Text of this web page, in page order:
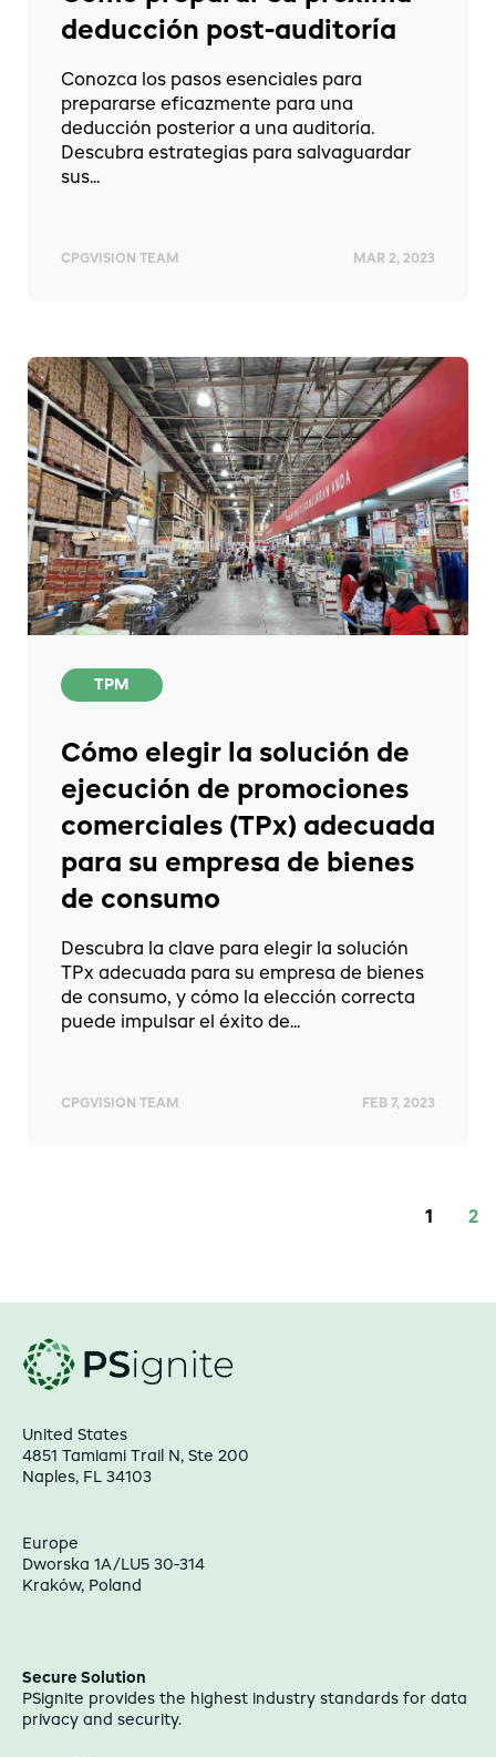
deducción post-auditoría
Conozca los pasos esenciales para
prepararse eficazmente para una
deducción posterior a una auditoría.
Descubra estrategias para salvaguardar
sus...
CPGVISION TEAM MAR 2, 2023
TPM
Cómo elegir la solución de
ejecución de promociones
comerciales (TPx) adecuada
para su empresa de bienes
de consumo
Descubra la clave para elegir la solución
TPx adecuada para su empresa de bienes
de consumo, y cómo la elección correcta
puede impulsar el éxito de...
CPGVISION TEAM FEB 7, 2023
1 2
United States
4851 Tamiami Trail N, Ste 200
Naples, FL 34103
Europe
Dworska 1A/LU5 30-314
Kraków, Poland
Secure Solution
PSignite provides the highest industry standards for data
privacy and security.